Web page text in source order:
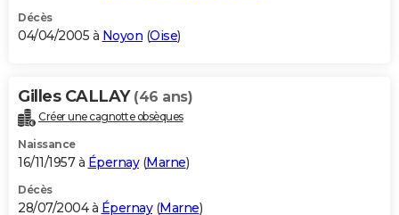
Décès
04/04/2005 à Noyon (Oise)
Gilles CALLAY (46 ans)
Créer une cagnotte obsèques
Naissance
16/11/1957 à Épernay(Marne)
Décès
28/07/2004 à Épernay(Marne)